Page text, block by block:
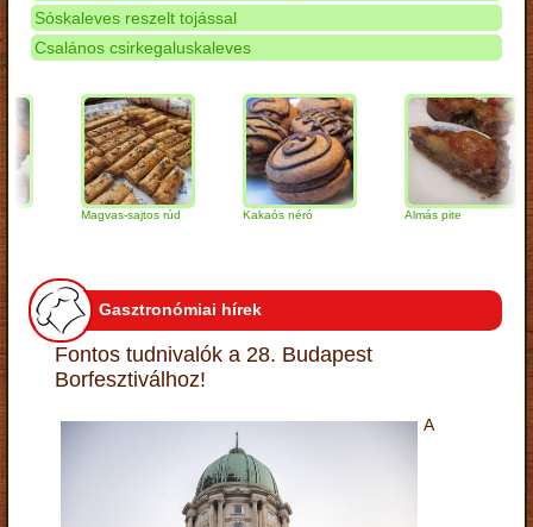
Sóskaleves reszelt tojással
Csalános csirkegaluskaleves
Magvas-sajtos rúd Kakaós néró Almás pite
Gasztronómiai hírek
Fontos tudnivalók a 28. Budapest
Borfesztiválhoz!
A